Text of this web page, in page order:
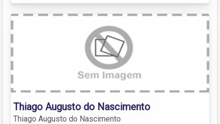
Thiago Augusto do Nascimento
Thiago Augusto do Nascimento